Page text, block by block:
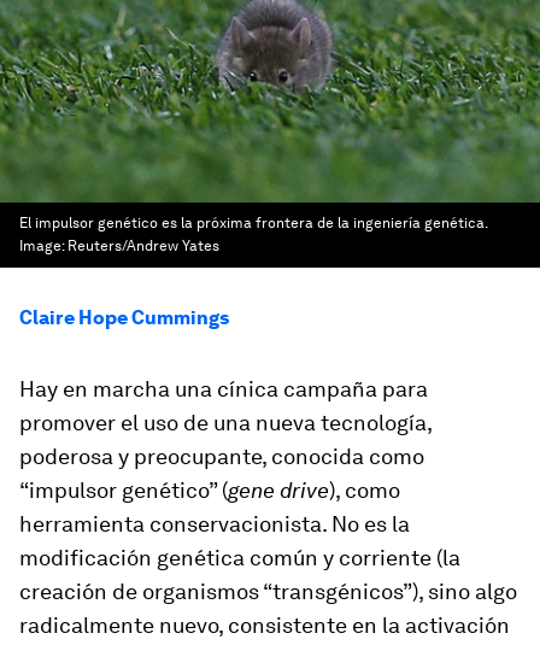
El impulsor genético es la próxima frontera de la ingeniería genética.
Image: Reuters/Andrew Yates
Claire Hope Cummings
Hay en marcha una cínica campaña para
promover el uso de una nueva tecnología,
poderosa y preocupante, conocida como
“impulsor genético” (gene drive), como
herramienta conservacionista. No es la
modificación genética común y corriente (la
creación de organismos “transgénicos”), sino algo
radicalmente nuevo, consistente en la activación